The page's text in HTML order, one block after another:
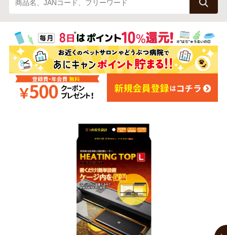
会員登録
あにまるキャンパスについて
アフターサービス
トカゲ ヘビ
カメ 両生類
あにまるキャンパスについて
アフターサービス
商品リクエスト